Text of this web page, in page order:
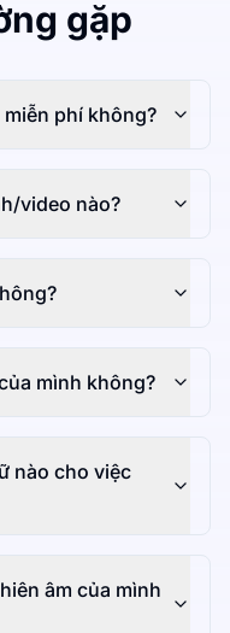
gặp
phí không?
video nào?
mình không?
nào cho việc
âm của mình